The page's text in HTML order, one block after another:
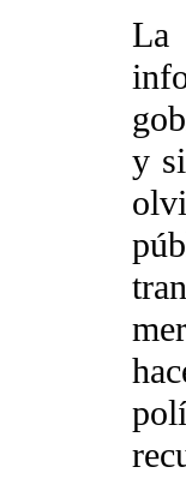
La
y